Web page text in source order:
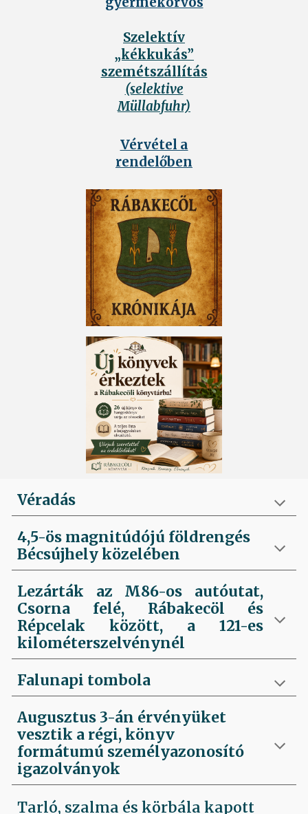
Szelektív
„kékkukás”
szemétszállítás
(selektive
Müllabfuhr)
Vérvétel a
rendelőben
Véradás
4,5-ös magnitúdójú földrengés
Bécsújhely közelében
Lezárták az M86-os autóutat,
Csorna felé, Rábakecöl és
Répcelak között, a 121-es
kilométerszelvénynél
Falunapi tombola
Augusztus 3-án érvényüket
vesztik a régi, könyv
formátumú személyazonosító
igazolványok
Tarló, szalma és körbála kapott